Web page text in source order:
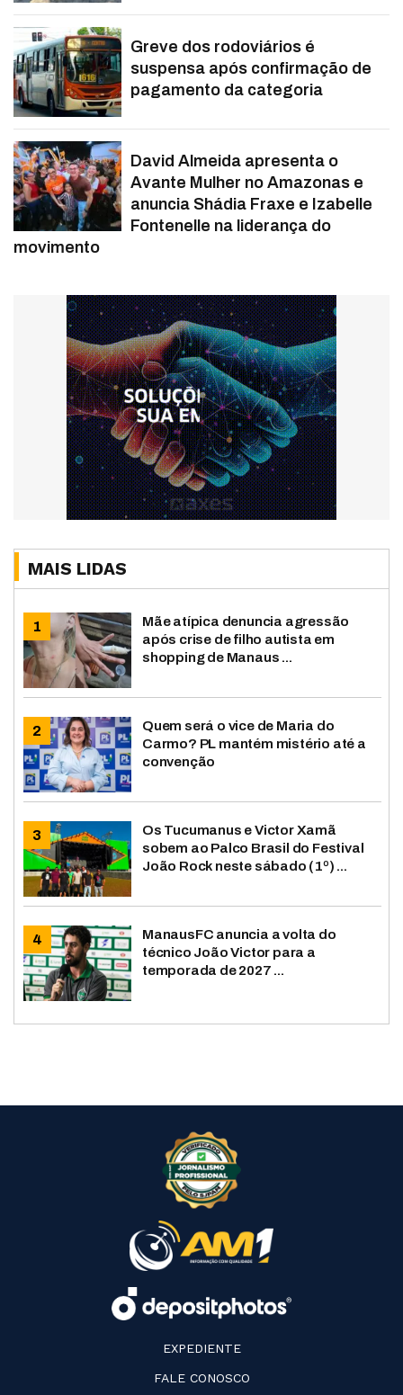
Greve dos rodoviários é
suspensa após confirmação de
pagamento da categoria
David Almeida apresenta o
Avante Mulher no Amazonas e
anuncia Shádia Fraxe e Izabelle
Fontenelle na liderança do
movimento
MAIS LIDAS
Mãe atípica denuncia agressão
após crise de filho autista em
shopping de Manaus ...
Quem será o vice de Maria do
Carmo? PL mantém mistério até a
convenção
Os Tucumanus e Victor Xamã
sobem ao Palco Brasil do Festival
João Rock neste sábado (1º) ...
ManausFC anuncia a volta do
técnico João Victor para a
temporada de 2027 ...
EXPEDIENTE
FALE CONOSCO